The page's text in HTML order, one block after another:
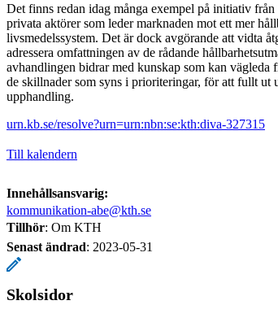
Det finns redan idag många exempel på initiativ
privata aktörer som leder marknaden mot ett mer
livsmedelssystem. Det är dock avgörande att vidta
adressera omfattningen av de rådande
avhandlingen bidrar med kunskap som kan
de skillnader som syns i prioriteringar, för att fullt
upphandling.
urn.kb.se/resolve?urn=urn:nbn:se:kth:diva-327315
Till kalendern
Innehållsansvarig:
kommunikation-abe@kth.se
Tillhör: Om KTH
Senast ändrad: 2023-05-31
Skolsidor